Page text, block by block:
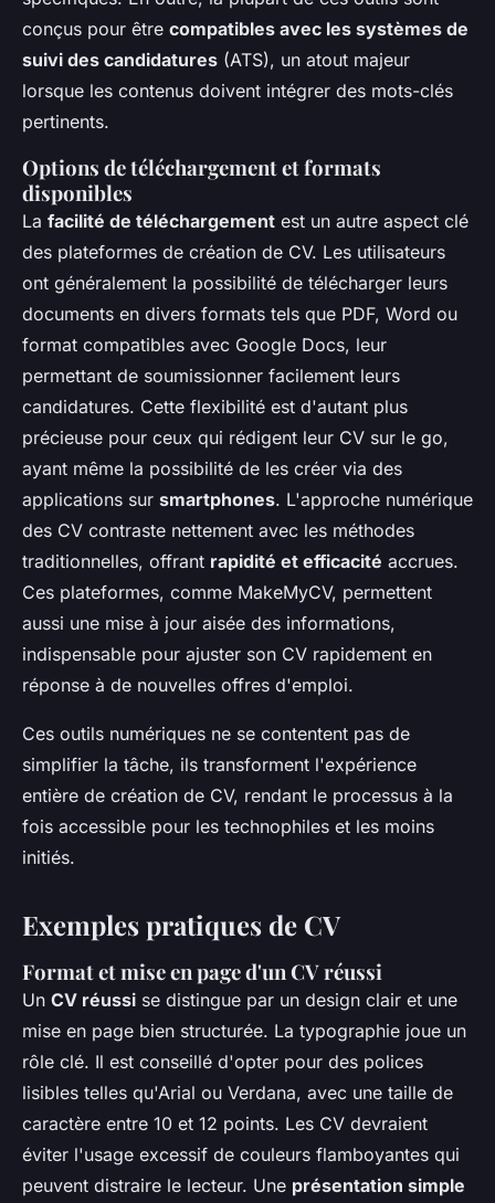
conçus pour être compatibles avec les systèmes de
suivi des candidatures (ATS), un atout majeur
lorsque les contenus doivent intégrer des mots-clés
pertinents.
Options de téléchargement et formats
disponibles
La facilité de téléchargement est un autre aspect clé
des plateformes de création de CV. Les utilisateurs
ont généralement la possibilité de télécharger leurs
documents en divers formats tels que PDF, Word ou
format compatibles avec Google Docs, leur
permettant de soumissionner facilement leurs
candidatures. Cette flexibilité est d'autant plus
précieuse pour ceux qui rédigent leur CV sur le go,
ayant même la possibilité de les créer via des
applications sur smartphones. L'approche numérique
des CV contraste nettement avec les méthodes
traditionnelles, offrant rapidité et efficacité accrues.
Ces plateformes, comme MakeMyCV, permettent
aussi une mise à jour aisée des informations,
indispensable pour ajuster son CV rapidement en
réponse à de nouvelles offres d'emploi.
Ces outils numériques ne se contentent pas de
simplifier la tâche, ils transforment l'expérience
entière de création de CV, rendant le processus à la
fois accessible pour les technophiles et les moins
initiés.
Exemples pratiques de CV
Format et mise en page d'un CV réussi
Un CV réussi se distingue par un design clair et une
mise en page bien structurée. La typographie joue un
rôle clé. Il est conseillé d'opter pour des polices
lisibles telles qu'Arial ou Verdana, avec une taille de
caractère entre 10 et 12 points. Les CV devraient
éviter l'usage excessif de couleurs flamboyantes qui
peuvent distraire le lecteur. Une présentation simple